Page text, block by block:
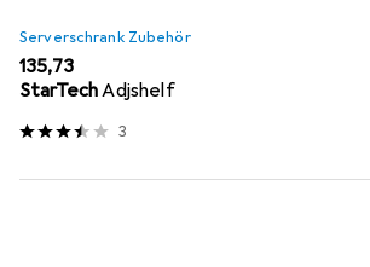
Serverschrank Zubehör
EUR
135,73
StarTechAdjshelf
3